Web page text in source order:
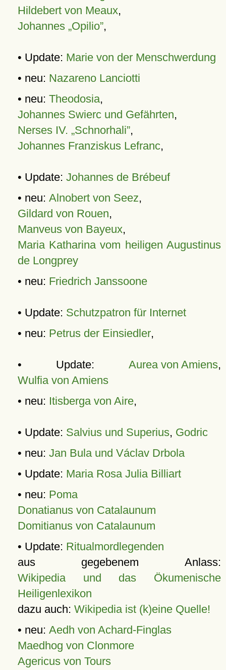
Hildebert von Meaux,
Johannes „Opilio”,
• Update: Marie von der Menschwerdung
• neu: Nazareno Lanciotti
• neu: Theodosia,
Johannes Swierc und Gefährten,
Nerses IV. „Schnorhali”,
Johannes Franziskus Lefranc,
• Update: Johannes de Brébeuf
• neu: Alnobert von Seez,
Gildard von Rouen,
Manveus von Bayeux,
Maria Katharina vom heiligen Augustinus
de Longprey
• neu: Friedrich Janssoone
• Update: Schutzpatron für Internet
• neu: Petrus der Einsiedler,
• Update: Aurea von Amiens,
Wulfia von Amiens
• neu: Itisberga von Aire,
• Update: Salvius und Superius, Godric
• neu: Jan Bula und Václav Drbola
• Update: Maria Rosa Julia Billiart
• neu: Poma
Donatianus von Catalaunum
Domitianus von Catalaunum
• Update: Ritualmordlegenden
aus gegebenem Anlass:
Wikipedia und das Ökumenische
Heiligenlexikon
dazu auch: Wikipedia ist (k)eine Quelle!
• neu: Aedh von Achard-Finglas
Maedhog von Clonmore
Agericus von Tours